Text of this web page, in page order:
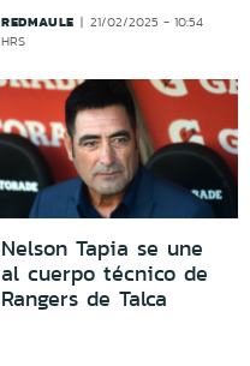
REDMAULE
21/02/2025 - 10:54
HRS
Nelson Tapia se une
al cuerpo técnico de
Rangers de Talca